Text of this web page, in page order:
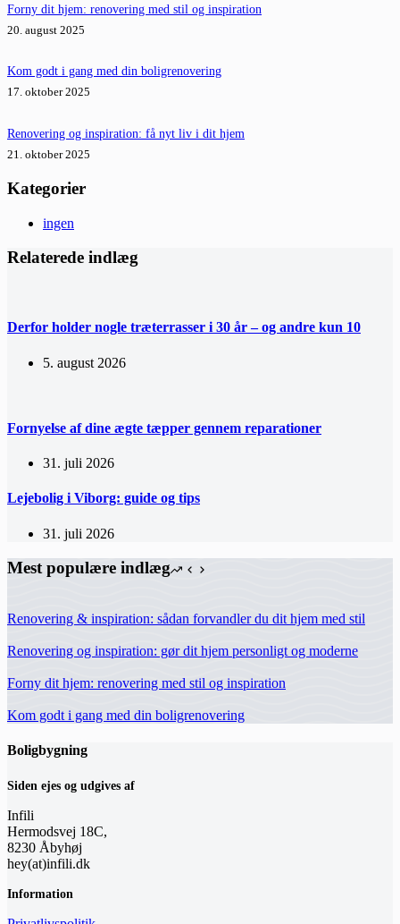
Forny dit hjem: renovering med stil og inspiration
20. august 2025
Kom godt i gang med din boligrenovering
17. oktober 2025
Renovering og inspiration: få nyt liv i dit hjem
21. oktober 2025
Kategorier
ingen
Relaterede indlæg
Derfor holder nogle træterrasser i 30 år – og andre kun 10
5. august 2026
Fornyelse af dine ægte tæpper gennem reparationer
31. juli 2026
Lejebolig i Viborg: guide og tips
31. juli 2026
Mest populære indlæg
Renovering & inspiration: sådan forvandler du dit hjem med stil
Renovering og inspiration: gør dit hjem personligt og moderne
Forny dit hjem: renovering med stil og inspiration
Kom godt i gang med din boligrenovering
Boligbygning
Siden ejes og udgives af
Infili
Hermodsvej 18C,
8230 Åbyhøj
hey(at)infili.dk
Information